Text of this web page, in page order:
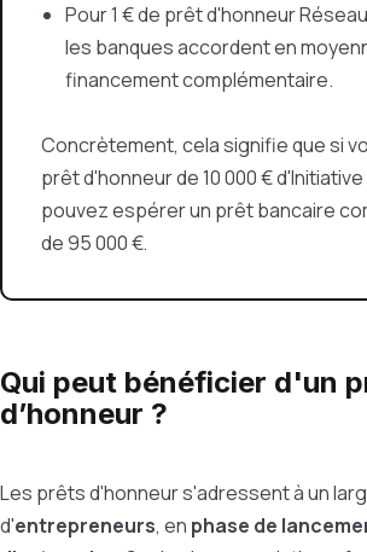
Pour 1 € de prêt d'honneur
les banques accordent en
financement complémentaire.
Concrètement, cela signifie que si
prêt d'honneur de 10 000 €
pouvez espérer un prêt bancaire
de 95 000 €.
Qui peut bénéficier d'un
d’honneur ?
Les prêts d'honneur s'adressent à un
d'entrepreneurs, en phase de